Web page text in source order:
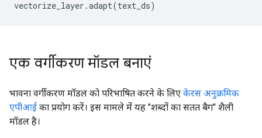
vectorize_layer .adapt(text_ds)
एक वर्गीकरण मॉडल बनाएं
भावना वर्गीकरण मॉडल को परिभाषित करने के लिए केरस अनुक्रमिक
एपीआई का प्रयोग करें। इस मामले में यह "शब्दों का सतत बैग" शैली
मॉडल है।